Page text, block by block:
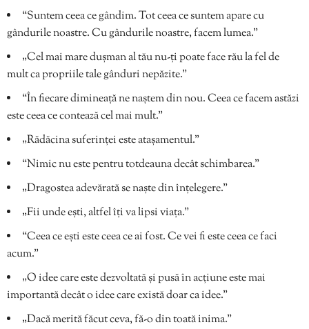
“Suntem ceea ce gândim. Tot ceea ce suntem apare cu
gândurile noastre. Cu gândurile noastre, facem lumea.”
„Cel mai mare dușman al tău nu-ți poate face rău la fel de
mult ca propriile tale gânduri nepăzite.”
“În fiecare dimineață ne naștem din nou. Ceea ce facem astăzi
este ceea ce contează cel mai mult.”
„Rădăcina suferinței este atașamentul.”
“Nimic nu este pentru totdeauna decât schimbarea.”
„Dragostea adevărată se naște din înțelegere.”
„Fii unde ești, altfel îți va lipsi viața.”
“Ceea ce ești este ceea ce ai fost. Ce vei fi este ceea ce faci
acum.”
„O idee care este dezvoltată și pusă în acțiune este mai
importantă decât o idee care există doar ca idee.”
„Dacă merită făcut ceva, fă-o din toată inima.”